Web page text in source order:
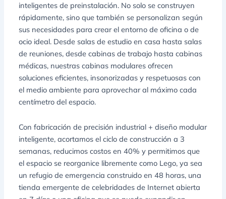
inteligentes de preinstalación. No solo se construyen
rápidamente, sino que también se personalizan según
sus necesidades para crear el entorno de oficina o de
ocio ideal. Desde salas de estudio en casa hasta salas
de reuniones, desde cabinas de trabajo hasta cabinas
médicas, nuestras cabinas modulares ofrecen
soluciones eficientes, insonorizadas y respetuosas con
el medio ambiente para aprovechar al máximo cada
centímetro del espacio.
Con fabricación de precisión industrial + diseño modular
inteligente, acortamos el ciclo de construcción a 3
semanas, reducimos costos en 40% y permitimos que
el espacio se reorganice libremente como Lego, ya sea
un refugio de emergencia construido en 48 horas, una
tienda emergente de celebridades de Internet abierta